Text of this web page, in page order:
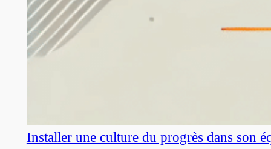
Installer une culture du progrès dans son